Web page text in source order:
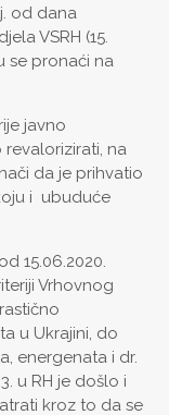
od dana
VSRH (15.
se pronaći na
javno
na
da je prihvatio
i ubuduće
15.06.2020.
Vrhovnog
u Ukrajini, do
energenata i dr.
u RH je došlo i
kroz to da se